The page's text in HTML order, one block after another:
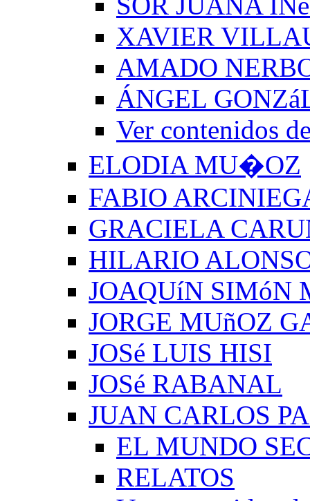
XAVIER
AMADO
ÁNGEL
Ver contenidos
ELODIA MU�OZ
FABIO
GRACIELA
HILARIO
JOAQUíN SIMóN
JORGE MUñOZ
JOSé LUIS HISI
JOSé RABANAL
JUAN CARLOS
EL MUNDO
RELATOS